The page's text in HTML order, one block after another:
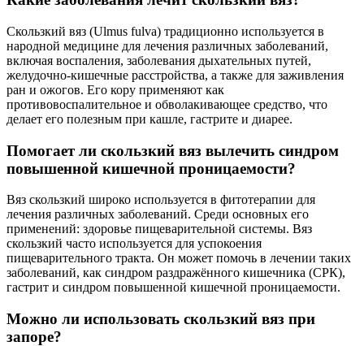
Скользкий вяз (Ulmus fulva) традиционно используется в
народной медицине для лечения различных заболеваний,
включая воспаления, заболевания дыхательных путей,
желудочно-кишечные расстройства, а также для заживления
ран и ожогов. Его кору применяют как
противовоспалительное и обволакивающее средство, что
делает его полезным при кашле, гастрите и диарее.
Помогает ли скользкий вяз вылечить синдром
повышенной кишечной проницаемости?
Вяз скользкий широко используется в фитотерапии для
лечения различных заболеваний. Среди основных его
применений: здоровье пищеварительной системы. Вяз
скользкий часто используется для успокоения
пищеварительного тракта. Он может помочь в лечении таких
заболеваний, как синдром раздражённого кишечника (СРК),
гастрит и синдром повышенной кишечной проницаемости.
Можно ли использовать скользкий вяз при
запоре?